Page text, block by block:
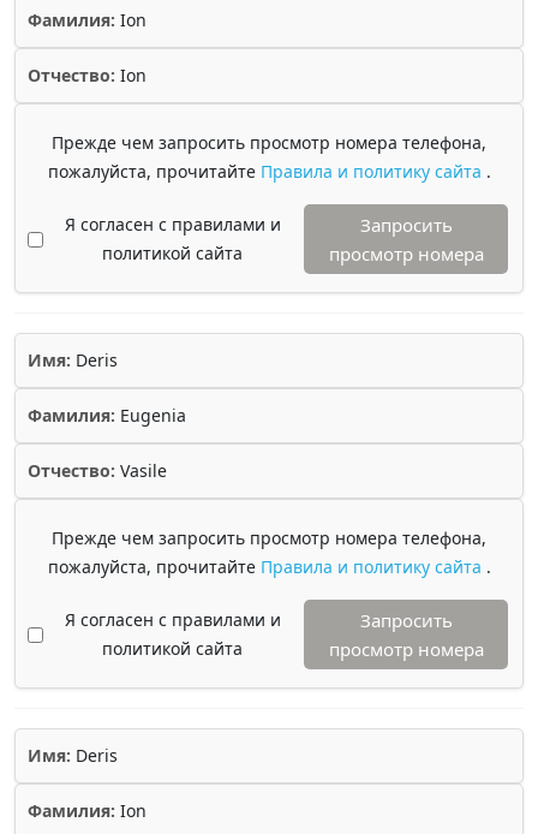
Фамилия: Ion
Отчество: Ion
Прежде чем запросить просмотр номера телефона,
пожалуйста, прочитайте Правила и политику сайта .
Я согласен с правилами и
политикой сайта
Запросить
просмотр номера
Имя: Deris
Фамилия: Eugenia
Отчество: Vasile
Прежде чем запросить просмотр номера телефона,
пожалуйста, прочитайте Правила и политику сайта .
Я согласен с правилами и
политикой сайта
Запросить
просмотр номера
Имя: Deris
Фамилия: Ion